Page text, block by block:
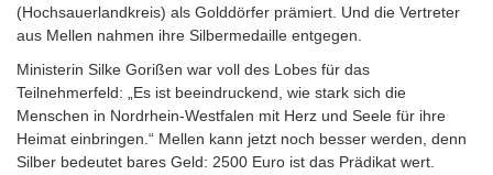
(Hochsauerlandkreis) als Golddörfer prämiert. Und die Vertreter
aus Mellen nahmen ihre Silbermedaille entgegen.
Ministerin Silke Gorißen war voll des Lobes für das
Teilnehmerfeld: „Es ist beeindruckend, wie stark sich die
Menschen in Nordrhein-Westfalen mit Herz und Seele für ihre
Heimat einbringen.“ Mellen kann jetzt noch besser werden, denn
Silber bedeutet bares Geld: 2500 Euro ist das Prädikat wert.